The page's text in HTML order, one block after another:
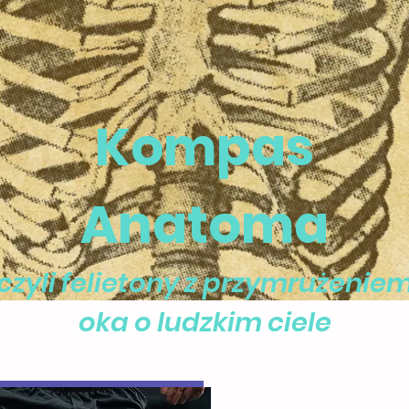
Kompas
Anatoma
felietony z
oka o ludzkim ciele